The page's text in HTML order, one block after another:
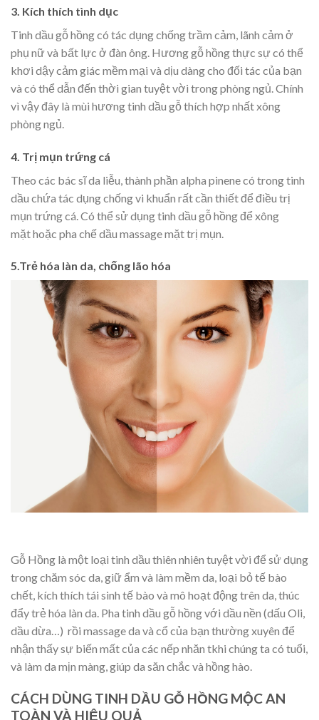
3. Kích thích tình dục
Tinh dầu gỗ hồng có tác dụng chống trầm cảm, lãnh cảm ở
phụ nữ và bất lực ở đàn ông. Hương gỗ hồng thực sự có thể
khơi dậy cảm giác mềm mại và dịu dàng cho đối tác của bạn
và có thể dẫn đến thời gian tuyệt vời trong phòng ngủ. Chính
vì vậy đây là mùi hương tinh dầu gỗ thích hợp nhất xông
phòng ngủ.
4. Trị mụn trứng cá
Theo các bác sĩ da liễu, thành phần alpha pinene có trong tinh
dầu chứa tác dụng chống vi khuẩn rất cần thiết để điều trị
mụn trứng cá. Có thể sử dụng tinh dầu gỗ hồng để xông
mặt hoặc pha chế dầu massage mặt trị mụn.
5.Trẻ hóa làn da, chống lão hóa
Gỗ Hồng là một loại tinh dầu thiên nhiên tuyệt vời để sử dụng
trong chăm sóc da, giữ ẩm và làm mềm da, loại bỏ tế bào
chết, kích thích tái sinh tế bào và mô hoạt động trên da, thúc
đẩy trẻ hóa làn da. Pha tinh dầu gỗ hồng với dầu nền (dấu Oli,
dầu dừa…) rồi massage da và cổ của bạn thường xuyên để
nhận thấy sự biến mất của các nếp nhăn tkhi chúng ta có tuổi,
và làm da mịn màng, giúp da săn chắc và hồng hào.
CÁCH DÙNG TINH DẦU GỖ HỒNG MỘC AN
TOÀN VÀ HIỆU QUẢ